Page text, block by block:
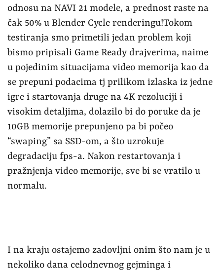
odnosu na NAVI 21 modele, a prednost raste na
čak 50% u Blender Cycle renderingu!Tokom
testiranja smo primetili jedan problem koji
bismo pripisali Game Ready drajverima, naime
u pojedinim situacijama video memorija kao da
se prepuni podacima tj prilikom izlaska iz jedne
igre i startovanja druge na 4K rezoluciji i
visokim detaljima, dolazilo bi do poruke da je
10GB memorije prepunjeno pa bi počeo
“swaping” sa SSD-om, a što uzrokuje
degradaciju fps-a. Nakon restartovanja i
pražnjenja video memorije, sve bi se vratilo u
normalu.
I na kraju ostajemo zadovljni onim što nam je u
nekoliko dana celodnevnog gejminga i